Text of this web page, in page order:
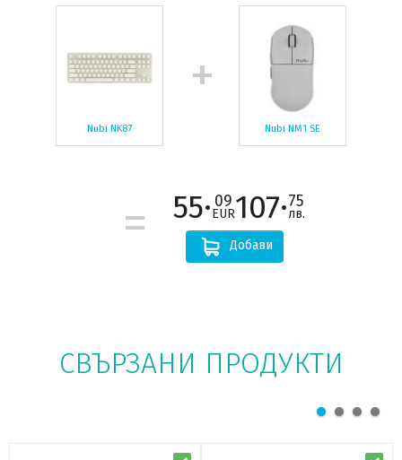
Nubi NK87 Nubi NM1 SE
55· 09
EUR107·75
лв.
Добави
СВЪРЗАНИ ПРОДУКТИ